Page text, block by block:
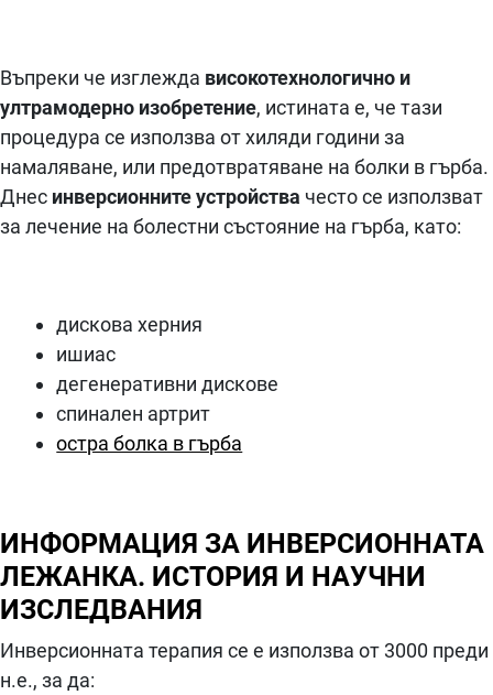
Въпреки че изглежда високотехнологично и
ултрамодерно изобретение, истината е, че тази
процедура се използва от хиляди години за
намаляване, или предотвратяване на болки в гърба.
Днес инверсионните устройства често се използват
за лечение на болестни състояние на гърба, като:
дискова херния
ишиас
дегенеративни дискове
спинален артрит
остра болка в гърба
ИНФОРМАЦИЯ ЗА ИНВЕРСИОННАТА
ЛЕЖАНКА. ИСТОРИЯ И НАУЧНИ
ИЗСЛЕДВАНИЯ
Инверсионната терапия се е използва от 3000 преди
н.е., за да: